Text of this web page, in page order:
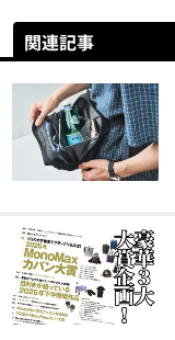
関連記事